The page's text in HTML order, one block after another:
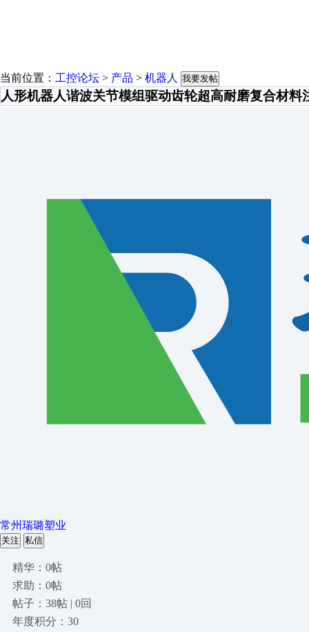
当前位置： 工控论坛 > 产品 > 机器人 我要发帖
人形机器人谐波关节模组驱动齿轮超高耐磨复合材料
常州瑞璐塑业
关注 私信
精华：0帖
求助：0帖
帖子：38帖 | 0回
年度积分：30